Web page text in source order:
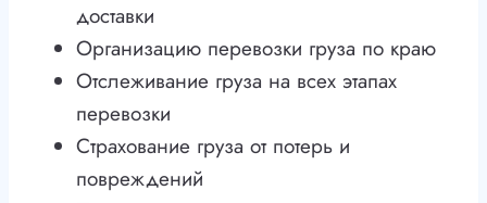
доставки
Организацию перевозки груза по краю
Отслеживание груза на всех этапах
перевозки
Страхование груза от потерь и
повреждений